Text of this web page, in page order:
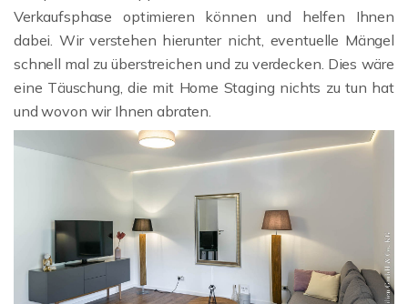
Verkaufsphase optimieren können und helfen Ihnen
dabei. Wir verstehen hierunter nicht, eventuelle Mängel
schnell mal zu überstreichen und zu verdecken. Dies wäre
eine Täuschung, die mit Home Staging nichts zu tun hat
und wovon wir Ihnen abraten.